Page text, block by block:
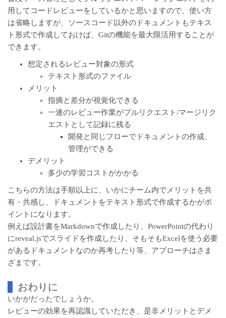
用してコードレビューをしているかと思いますので、使い方
は省略しますが、ソースコード以外のドキュメントもテキス
ト形式で作成しておけば、Gitの機能を最大限活用することが
できます。
想定されるレビュー対象の形式
テキスト形式のファイル
メリット
指摘と差分が視覚化できる
一連のレビュー作業がプルリクエスト/マージリク
エストとして記録に残る
開発と同じフローでドキュメントの作成、
管理ができる
デメリット
多少の学習コストがかかる
こちらの方法は手順以上に、いかにチーム内でメリットを共
有・共感し、ドキュメントをテキスト形式で作成するかがポ
イントになります。
例えば設計書をMarkdownで作成したり、PowerPointの代わり
にreveal.jsでスライドを作成したり、そもそもExcelを使う必要
があるドキュメントなのか再考したり等、アプローチはさま
ざまです。
おわりに
いかがだったでしょうか。
レビューの効果を再認識していただき、是非メリットとデメ